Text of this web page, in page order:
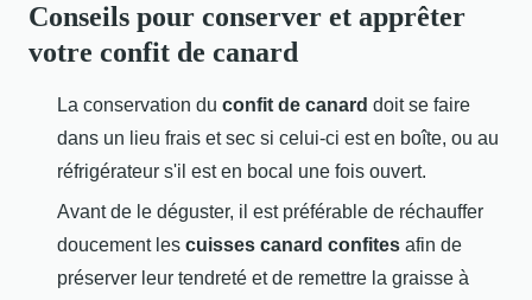
Conseils pour conserver et apprêter
votre confit de canard
La conservation du confit de canard doit se faire
dans un lieu frais et sec si celui-ci est en boîte, ou au
réfrigérateur s'il est en bocal une fois ouvert.
Avant de le déguster, il est préférable de réchauffer
doucement les cuisses canard confites afin de
préserver leur tendreté et de remettre la graisse à